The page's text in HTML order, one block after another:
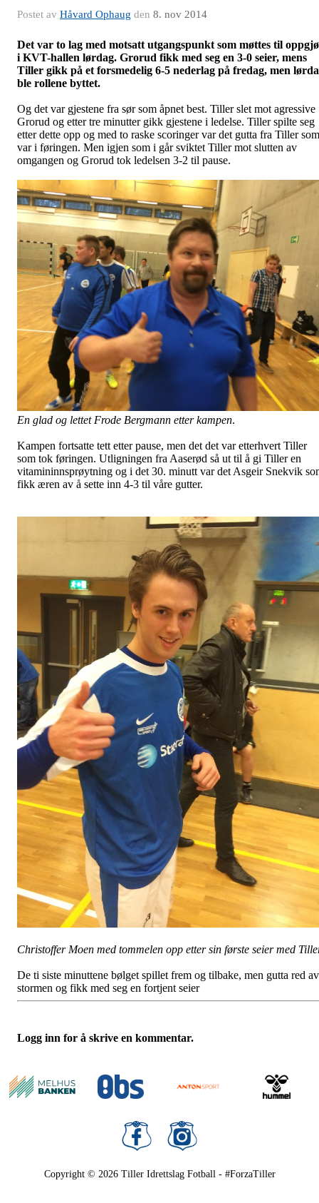
Postet av Håvard Ophaug den 8. nov 2014
Det var to lag med motsatt utgangspunkt som møttes til
i KVT-hallen lørdag. Grorud fikk med seg en 3-0 seier, mens
Tiller gikk på et forsmedelig 6-5 nederlag på fredag, men
ble rollene byttet.
Og det var gjestene fra sør som åpnet best. Tiller slet mot agressive
Grorud og etter tre minutter gikk gjestene i ledelse. Tiller spilte seg
etter dette opp og med to raske scoringer var det gutta fra Tiller som
var i føringen. Men igjen som i går sviktet Tiller mot slutten av
omgangen og Grorud tok ledelsen 3-2 til pause.
En glad og lettet Frode Bergmann etter kampen.
Kampen fortsatte tett etter pause, men det det var etterhvert Tiller
som tok føringen. Utligningen fra Aaserød så ut til å gi Tiller en
vitamininnsprøytning og i det 30. minutt var det Asgeir Snekvik
fikk æren av å sette inn 4-3 til våre gutter.
Christoffer Moen med tommelen opp etter sin første seier med
De ti siste minuttene bølget spillet frem og tilbake, men gutta red av
stormen og fikk med seg en fortjent seier
Logg inn for å skrive en kommentar.
Copyright © 2026 Tiller Idrettslag Fotball - #ForzaTiller